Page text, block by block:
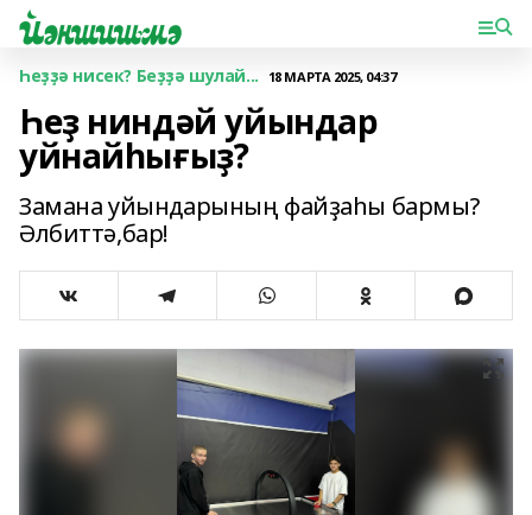
Һеҙҙә нисек? Беҙҙә шулай... 18 МАРТА 2025, 04:37
Һеҙ ниндәй уйындар
уйнайһығыҙ?
Замана уйындарының файҙаһы бармы?
Әлбиттә,бар!